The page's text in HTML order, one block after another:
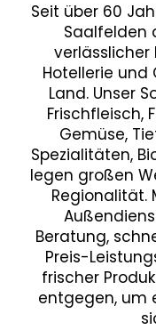
Seit über 60
Saalfelden
verlässlicher
Hotellerie und
Land. Unser
Frischfleisch,
Gemüse,
Spezialitäten,
legen großen
Regionalität.
Beratung,
Preis-
frischer
entgegen, um